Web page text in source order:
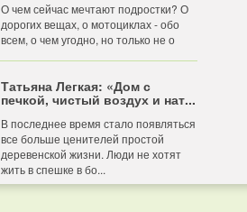
О чем сейчас мечтают подростки? О
дорогих вещах, о мотоциклах - обо
всем, о чем угодно, но только не о
Татьяна Легкая: «Дом с
печкой, чистый воздух и нат...
В последнее время стало появляться
все больше ценителей простой
деревенской жизни. Люди не хотят
жить в спешке в бо...